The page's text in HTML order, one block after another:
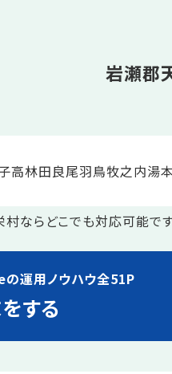
岩瀬郡
高林田良尾羽鳥牧之内湯本
ならどこでも対応可能です
運用ノウハウ全51P
する